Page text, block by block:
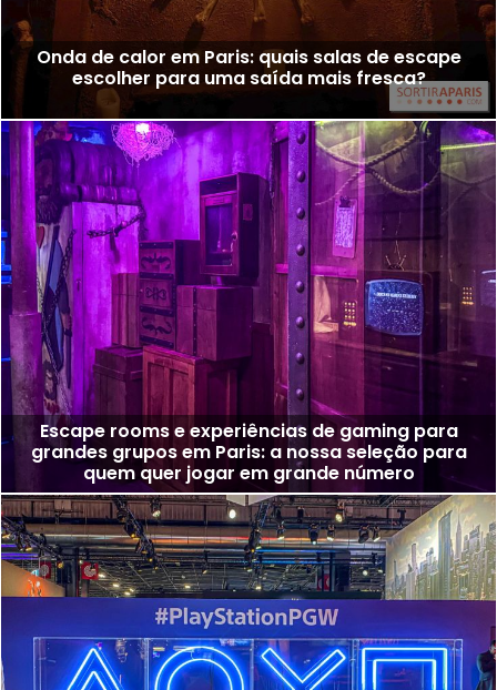
Onda de calor em Paris: quais salas de escape
escolher para uma saída mais fresca?
Escape rooms e experiências de gaming para
grandes grupos em Paris: a nossa seleção para
quem quer jogar em grande número